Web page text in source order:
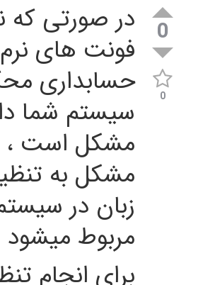
0
0
در صورتی که
فونت های نرم
حسابداری
سیستم شما
مشکل است ،
مشکل به
زبان در
مربوط میشود
برای انجام